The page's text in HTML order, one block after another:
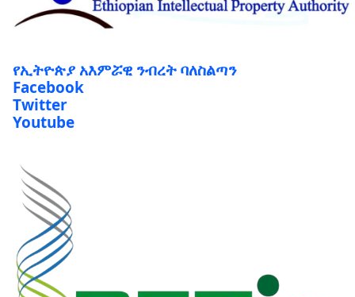
የኢትዮጵያ አእምሯዊ ንብረት ባለስልጣን
Facebook
Twitter
Youtube